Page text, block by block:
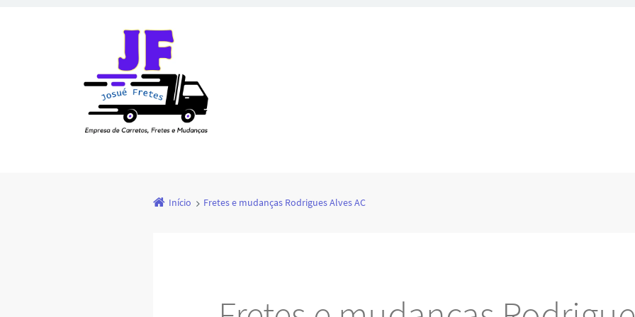
Início Fretes e mudanças Rodrigues Alves AC